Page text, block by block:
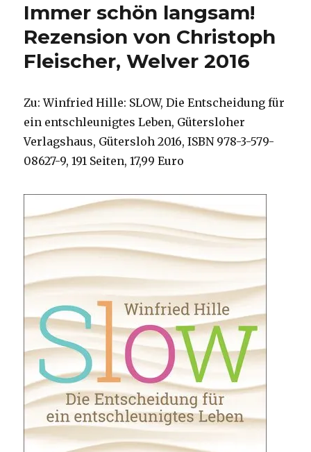
Immer schön langsam!
Rezension von Christoph
Fleischer, Welver 2016
Zu: Winfried Hille: SLOW, Die Entscheidung für
ein entschleunigtes Leben, Gütersloher
Verlagshaus, Gütersloh 2016, ISBN 978-3-579-
08627-9, 191 Seiten, 17,99 Euro